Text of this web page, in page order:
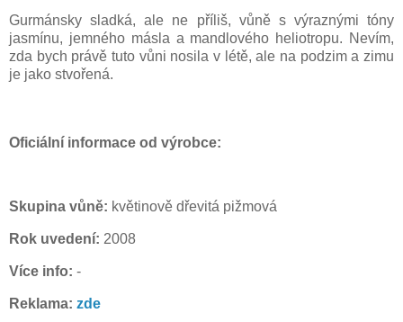
Gurmánsky sladká, ale ne příliš, vůně s výraznými tóny
jasmínu, jemného másla a mandlového heliotropu. Nevím,
zda bych právě tuto vůni nosila v létě, ale na podzim a zimu
je jako stvořená.
Oficiální informace od výrobce:
Skupina vůně: květinově dřevitá pižmová
Rok uvedení: 2008
Více info: -
Reklama: zde